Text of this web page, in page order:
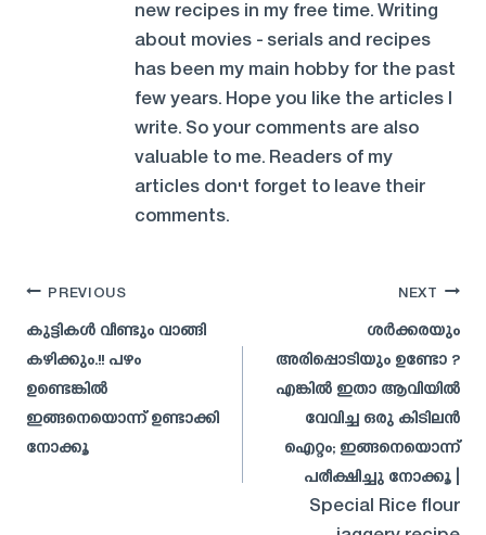
new recipes in my free time. Writing
about movies - serials and recipes
has been my main hobby for the past
few years. Hope you like the articles I
write. So your comments are also
valuable to me. Readers of my
articles don't forget to leave their
comments.
Post
navigation
PREVIOUS
കുട്ടികള്‍ വീണ്ടും വാങ്ങി
കഴിക്കും.!! പഴം
ഉണ്ടെങ്കിൽ
ഇങ്ങനെയൊന്ന് ഉണ്ടാക്കി
നോക്കൂ
NEXT
ശർക്കരയും
അരിപ്പൊടിയും ഉണ്ടോ ?
എങ്കിൽ ഇതാ ആവിയിൽ
വേവിച്ച ഒരു കിടിലൻ
ഐറ്റം; ഇങ്ങനെയൊന്ന്
പരീക്ഷിച്ചു നോക്കൂ |
Special Rice flour